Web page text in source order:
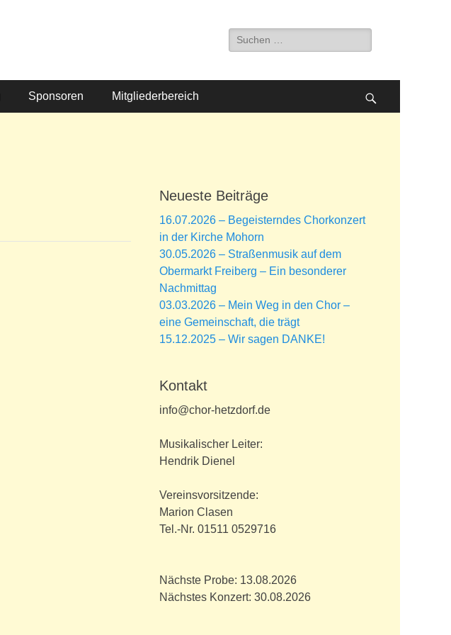
Suche
nach:
Sponsoren Mitgliederbereich
Neueste Beiträge
16.07.2026 – Begeisterndes Chorkonzert
in der Kirche Mohorn
30.05.2026 – Straßenmusik auf dem
Obermarkt Freiberg – Ein besonderer
Nachmittag
03.03.2026 – Mein Weg in den Chor –
eine Gemeinschaft, die trägt
15.12.2025 – Wir sagen DANKE!
Kontakt
info@chor-hetzdorf.de
Musikalischer Leiter:
Hendrik Dienel
Vereinsvorsitzende:
Marion Clasen
Tel.-Nr. 01511 0529716
Nächste Probe: 13.08.2026
Nächstes Konzert: 30.08.2026